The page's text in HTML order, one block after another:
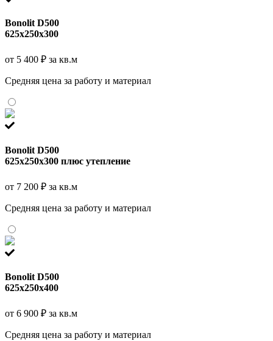
Bonolit D500
625x250x300
от 5 400 ₽ за кв.м
Средняя цена за работу и материал
Bonolit D500
625x250x300 плюс утепление
от 7 200 ₽ за кв.м
Средняя цена за работу и материал
Bonolit D500
625x250x400
от 6 900 ₽ за кв.м
Средняя цена за работу и материал